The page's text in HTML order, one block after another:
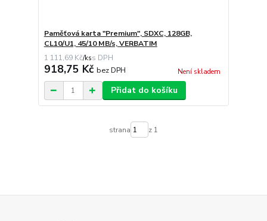
Paměťová karta "Premium", SDXC, 128GB,
CL10/U1, 45/10 MB/s, VERBATIM
1 111,69 Kč/ks
918,75 Kč bez DPH Není skladem
Přidat do košíku
strana z 1